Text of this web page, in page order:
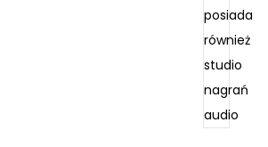
posiada
również
studio
nagrań
audio